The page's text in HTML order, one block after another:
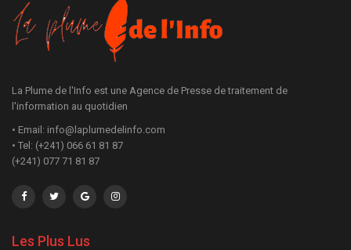
La Plume de l'Info est une Agence de Presse de traitement de
l'information au quotidien
• Email: info@laplumedelinfo.com
• Tel: (+241) 066 61 81 87
(+241) 077 71 81 87
Les Plus Lus